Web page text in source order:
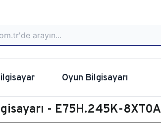
Oyun Bilgisayarı
- E75H.245K-